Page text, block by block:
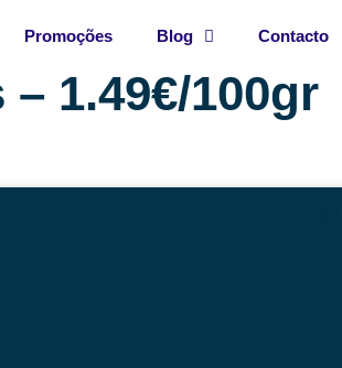
Promoções Blog Contacto
1.49€/100gr